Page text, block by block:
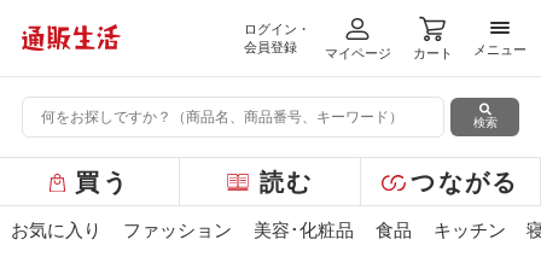
ログイン・
会員登録
マイページ カート
メニ
メニュー
検索
ー
バ
買う 読む つながる
お気に入り ファッション 美容･化粧品 食品 キッチン